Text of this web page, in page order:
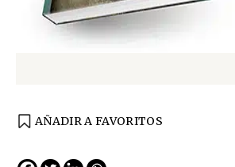
AÑADIR A FAVORITOS